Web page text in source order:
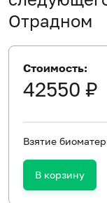
Отрадном
Стоимость:
42550 ₽
Взятие
В корзину